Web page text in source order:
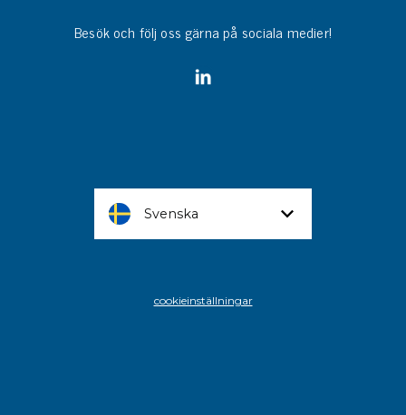
Besök och följ oss gärna på sociala medier!
Svenska
cookieinställningar